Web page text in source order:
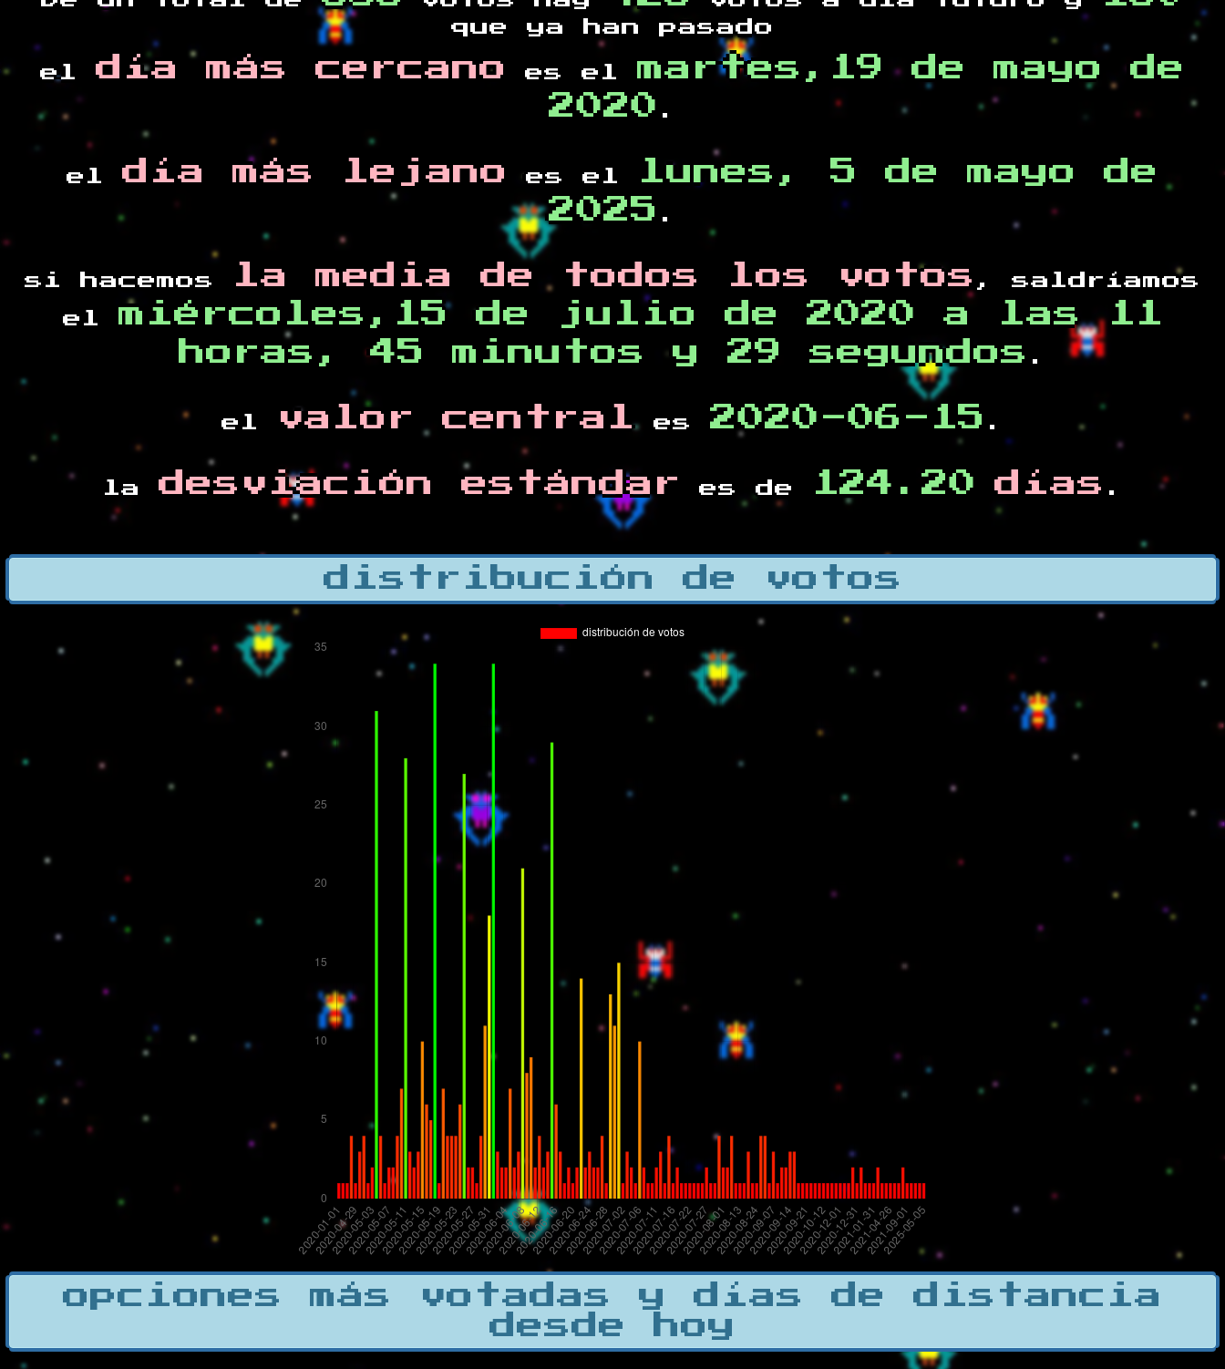
que ya han pasado
el día más cercano es el martes,19 de mayo de
2020 .
el día más lejano es el
lunes, 5 de mayo de
2025 .
si hacemos la media de todos los votos , saldríamos
el miércoles,15 de julio de 2020 a las 11
horas, 45 minutos y 29 segundos .
el valor centrales 2020-06-15 .
la desviación estándar es de 124.20 días .
distribución de votos
opciones más votadas y días de distancia
desde hoy